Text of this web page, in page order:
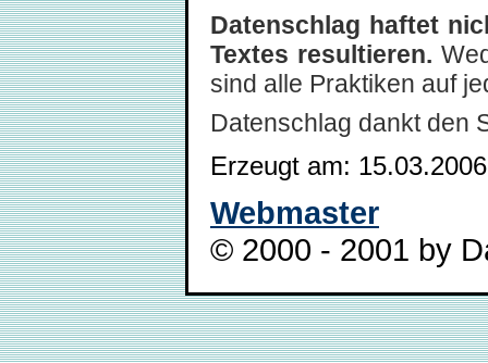
Datenschlag haftet
Textes resultieren.
sind alle Praktiken auf
Datenschlag dankt den
Erzeugt am: 15.03.2006
Webmaster
© 2000 - 2001 by